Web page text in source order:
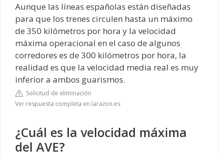
Aunque las líneas españolas están diseñadas
para que los trenes circulen hasta un máximo
de 350 kilómetros por hora y la velocidad
máxima operacional en el caso de algunos
corredores es de 300 kilómetros por hora, la
realidad es que la velocidad media real es muy
inferior a ambos guarismos.
Solicitud de eliminación
Ver respuesta completa en larazon.es
¿Cuál es la velocidad máxima
del AVE?